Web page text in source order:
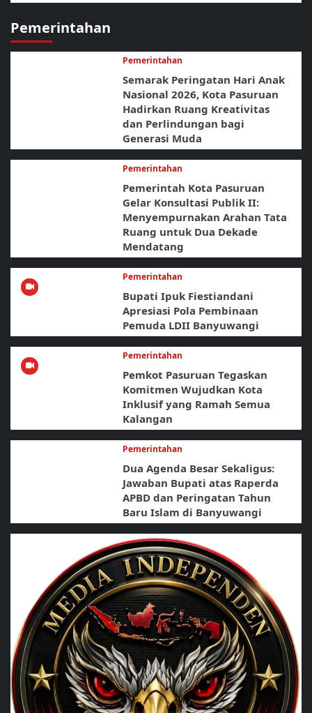
Pemerintahan
Pemerintahan
Semarak Peringatan Hari Anak
Nasional 2026, Kota Pasuruan
Hadirkan Ruang Kreativitas
dan Perlindungan bagi
Generasi Muda
Pemerintahan
Pemerintah Kota Pasuruan
Gelar Konsultasi Publik II:
Menyempurnakan Arahan Tata
Ruang untuk Dua Dekade
Mendatang
Pemerintahan
Bupati Ipuk Fiestiandani
Apresiasi Pola Pembinaan
Pemuda LDII Banyuwangi
Pemerintahan
Pemkot Pasuruan Tegaskan
Komitmen Wujudkan Kota
Inklusif yang Ramah Semua
Kalangan
Pemerintahan
Dua Agenda Besar Sekaligus:
Jawaban Bupati atas Raperda
APBD dan Peringatan Tahun
Baru Islam di Banyuwangi